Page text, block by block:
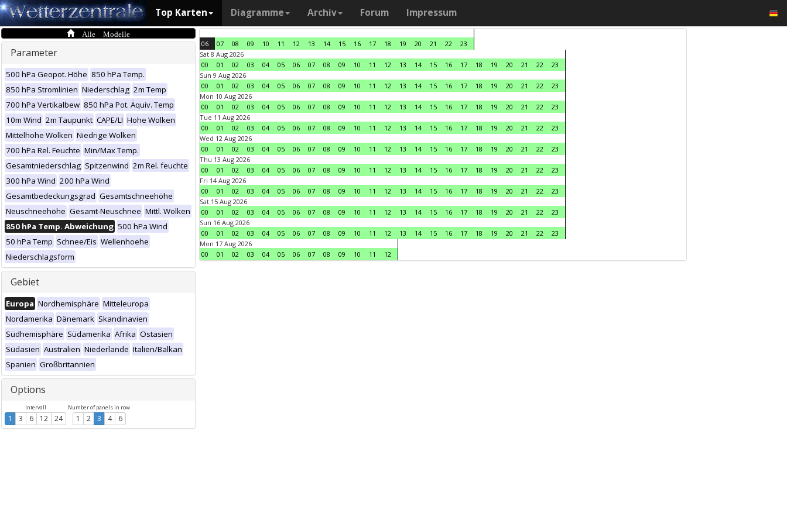
Top Karten Diagramme Archiv Forum Impressum
Alle Modelle
Parameter
500 hPa Geopot. Höhe 850 hPa Temp.
850 hPa Stromlinien Niederschlag 2m Temp
700 hPa Vertikalbew 850 hPa Pot. Äquiv. Temp
10m Wind 2m Taupunkt CAPE/LI Hohe Wolken
Mittelhohe Wolken Niedrige Wolken
700 hPa Rel. Feuchte Min/Max Temp.
Gesamtniederschlag Spitzenwind 2m Rel. feuchte
300 hPa Wind 200 hPa Wind
Gesamtbedeckungsgrad Gesamtschneehöhe
Neuschneehöhe Gesamt-Neuschnee Mittl. Wolken
850 hPa Temp. Abweichung 500 hPa Wind
50 hPa Temp Schnee/Eis Wellenhoehe
Niederschlagsform
Gebiet
Europa Nordhemisphäre Mitteleuropa
Nordamerika Dänemark Skandinavien
Südhemisphäre Südamerika Afrika Ostasien
Südasien Australien Niederlande Italien/Balkan
Spanien Großbritannien
Options
Intervall
1 3 6 12 24
Number of panels in row
1 2 3 4 6
06 07 08 09 10 11 12 13 14 15 16 17 18 19 20 21 22
23
Sat 8 Aug 2026
00
01 02 03 04 05 06 07 08 09 10 11 12 13 14 15 16 17 18 19 20 21 22
23
Sun 9 Aug 2026
00
01 02 03 04 05 06 07 08 09 10 11 12 13 14 15 16 17 18 19 20 21 22
23
Mon 10 Aug 2026
00
01 02 03 04 05 06 07 08 09 10 11 12 13 14 15 16 17 18 19 20 21 22
23
Tue 11 Aug 2026
00
01 02 03 04 05 06 07 08 09 10 11 12 13 14 15 16 17 18 19 20 21 22
23
Wed 12 Aug 2026
00
01 02 03 04 05 06 07 08 09 10 11 12 13 14 15 16 17 18 19 20 21 22
23
Thu 13 Aug 2026
00
01 02 03 04 05 06 07 08 09 10 11 12 13 14 15 16 17 18 19 20 21 22
23
Fri 14 Aug 2026
00
01 02 03 04 05 06 07 08 09 10 11 12 13 14 15 16 17 18 19 20 21 22
23
Sat 15 Aug 2026
00
01 02 03 04 05 06 07 08 09 10 11 12 13 14 15 16 17 18 19 20 21 22
23
Sun 16 Aug 2026
00
01 02 03 04 05 06 07 08 09 10 11 12 13 14 15 16 17 18 19 20 21 22
23
Mon 17 Aug 2026
00
01 02 03 04 05 06 07 08 09 10 11 12